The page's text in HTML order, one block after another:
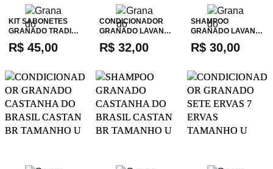
KIT SABONETES
GRANADO TRADI…
R$ 45,00
CONDICIONADOR
GRANADO LAVAN…
R$ 32,00
SHAMPOO
GRANADO LAVAN…
R$ 30,00